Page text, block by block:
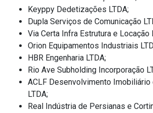
Keyppy Dedetizações LTDA;
Dupla Serviços de Comunicação
Via Certa Infra Estrutura e Locação
Orion Equipamentos Industriais
HBR Engenharia LTDA;
Rio Ave Subholding Incorporação
ACLF Desenvolvimento Imobiliário
LTDA;
Real Indústria de Persianas e